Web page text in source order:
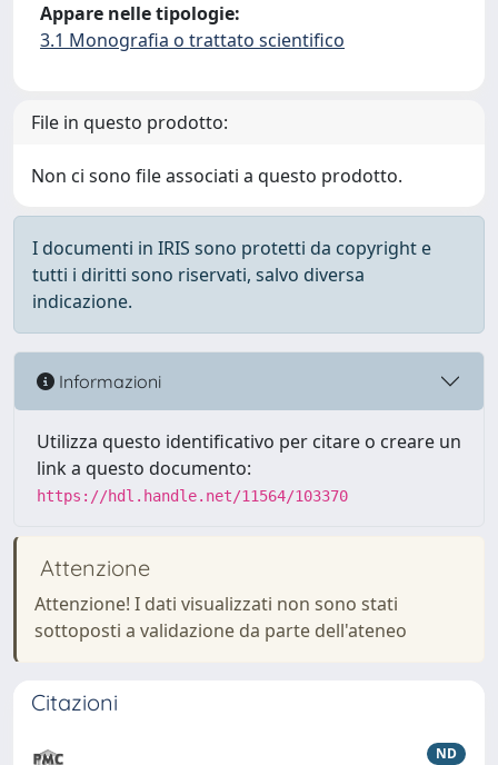
Appare nelle tipologie:
3.1 Monografia o trattato scientifico
File in questo prodotto:
Non ci sono file associati a questo prodotto.
I documenti in IRIS sono protetti da copyright e
tutti i diritti sono riservati, salvo diversa
indicazione.
Informazioni
Utilizza questo identificativo per citare o creare un
link a questo documento:
https://hdl.handle.net/11564/103370
Attenzione
Attenzione! I dati visualizzati non sono stati
sottoposti a validazione da parte dell'ateneo
Citazioni
ND